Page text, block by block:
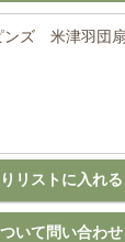
ンズ 米津羽団扇